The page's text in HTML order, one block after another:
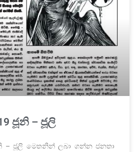
ජූනි – ජූලි
– ජූලි මෙතනින් ලබා ගන්න ජනතා